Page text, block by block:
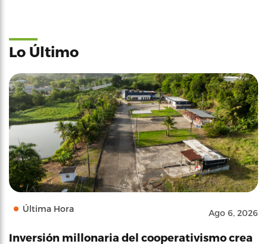
Lo Último
Última Hora Ago 6, 2026
Inversión millonaria del cooperativismo crea